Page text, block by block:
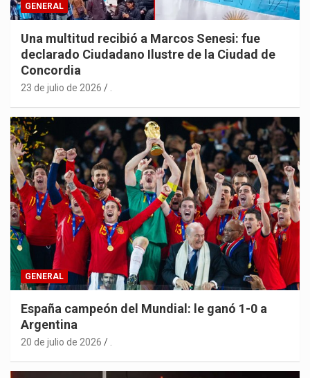
GENERAL
Una multitud recibió a Marcos Senesi: fue
declarado Ciudadano Ilustre de la Ciudad de
Concordia
23 de julio de 2026
GENERAL
España campeón del Mundial: le ganó 1-0 a
Argentina
20 de julio de 2026